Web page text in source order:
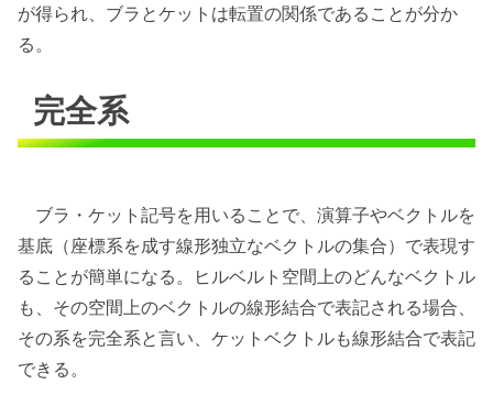
が得られ、ブラとケットは転置の関係であることが分か
る。
完全系
ブラ・ケット記号を用いることで、演算子やベクトルを
基底（座標系を成す線形独立なベクトルの集合）で表現す
ることが簡単になる。ヒルベルト空間上のどんなベクトル
も、その空間上のベクトルの線形結合で表記される場合、
その系を完全系と言い、ケットベクトルも線形結合で表記
できる。